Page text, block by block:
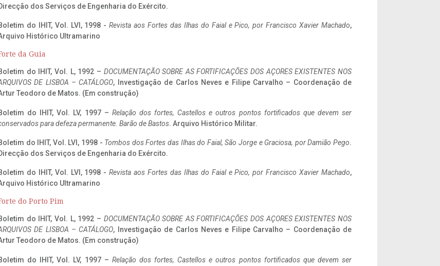
dos Serviços de Engenharia do Exército.
do IHIT, Vol. LVI, 1998 -Revista aos Fortes das Ilhas do Faial e Pico, por Francisco Xavier Machado,
Histórico Ultramarino
da Guia
do IHIT, Vol. L, 1992 – DOCUMENTAÇÃO SOBRE AS FORTIFICAÇÕES DOS AÇORES EXISTENTES NOS
DE LISBOA – CATÁLOGO, Investigação de Carlos Neves e Filipe Carvalho – Coordenação de
Teodoro de Matos. (Em construção)
do IHIT, Vol. LV, 1997 – Relação dos fortes, Castellos e outros pontos fortificados que devem ser
para defeza permanente. Barão de Bastos. Arquivo Histórico Militar.
do IHIT, Vol. LVI, 1998 - Tombos dos Fortes das Ilhas do Faial, São Jorge e Graciosa, por Damião Pego.
dos Serviços de Engenharia do Exército.
do IHIT, Vol. LVI, 1998 -Revista aos Fortes das Ilhas do Faial e Pico, por Francisco Xavier Machado,
Histórico Ultramarino
do Porto Pim
do IHIT, Vol. L, 1992 – DOCUMENTAÇÃO SOBRE AS FORTIFICAÇÕES DOS AÇORES EXISTENTES NOS
DE LISBOA – CATÁLOGO, Investigação de Carlos Neves e Filipe Carvalho – Coordenação de
Teodoro de Matos. (Em construção)
do IHIT, Vol. LV, 1997 – Relação dos fortes, Castellos e outros pontos fortificados que devem ser